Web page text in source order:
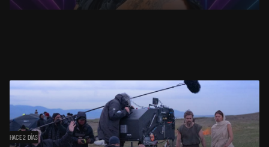
HACE 2 DÍAS